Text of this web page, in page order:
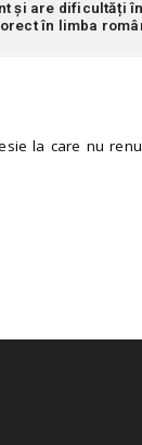
și are dificultăți
în limba
la care nu